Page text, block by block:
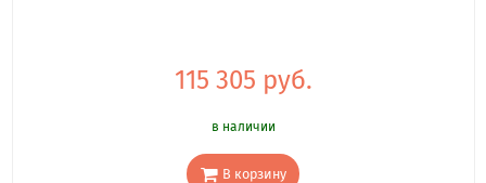
115 305 руб.
в наличии
В корзину